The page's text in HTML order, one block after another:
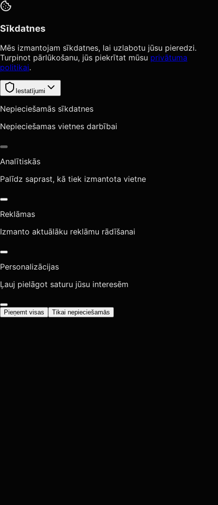
Sīkdatnes
Mēs izmantojam sīkdatnes, lai uzlabotu jūsu pieredzi.
Turpinot pārlūkošanu, jūs piekrītat mūsu privātuma
politikai.
Iestatījumi
Nepieciešamās sīkdatnes
Nepieciešamas vietnes darbībai
Analītiskās
Palīdz saprast, kā tiek izmantota vietne
Reklāmas
Izmanto aktuālāku reklāmu rādīšanai
Personalizācijas
Ļauj pielāgot saturu jūsu interesēm
Pieņemt visas Tikai nepieciešamās